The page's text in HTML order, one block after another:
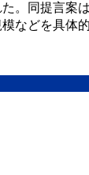
。同提言案
どを具体